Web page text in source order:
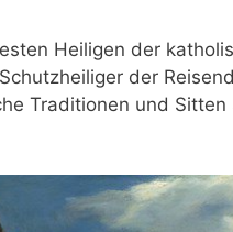
Heiligen der
der
Traditionen und